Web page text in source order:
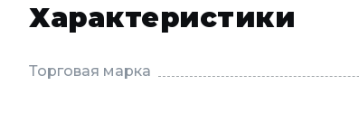
Характеристики
Торговая марка